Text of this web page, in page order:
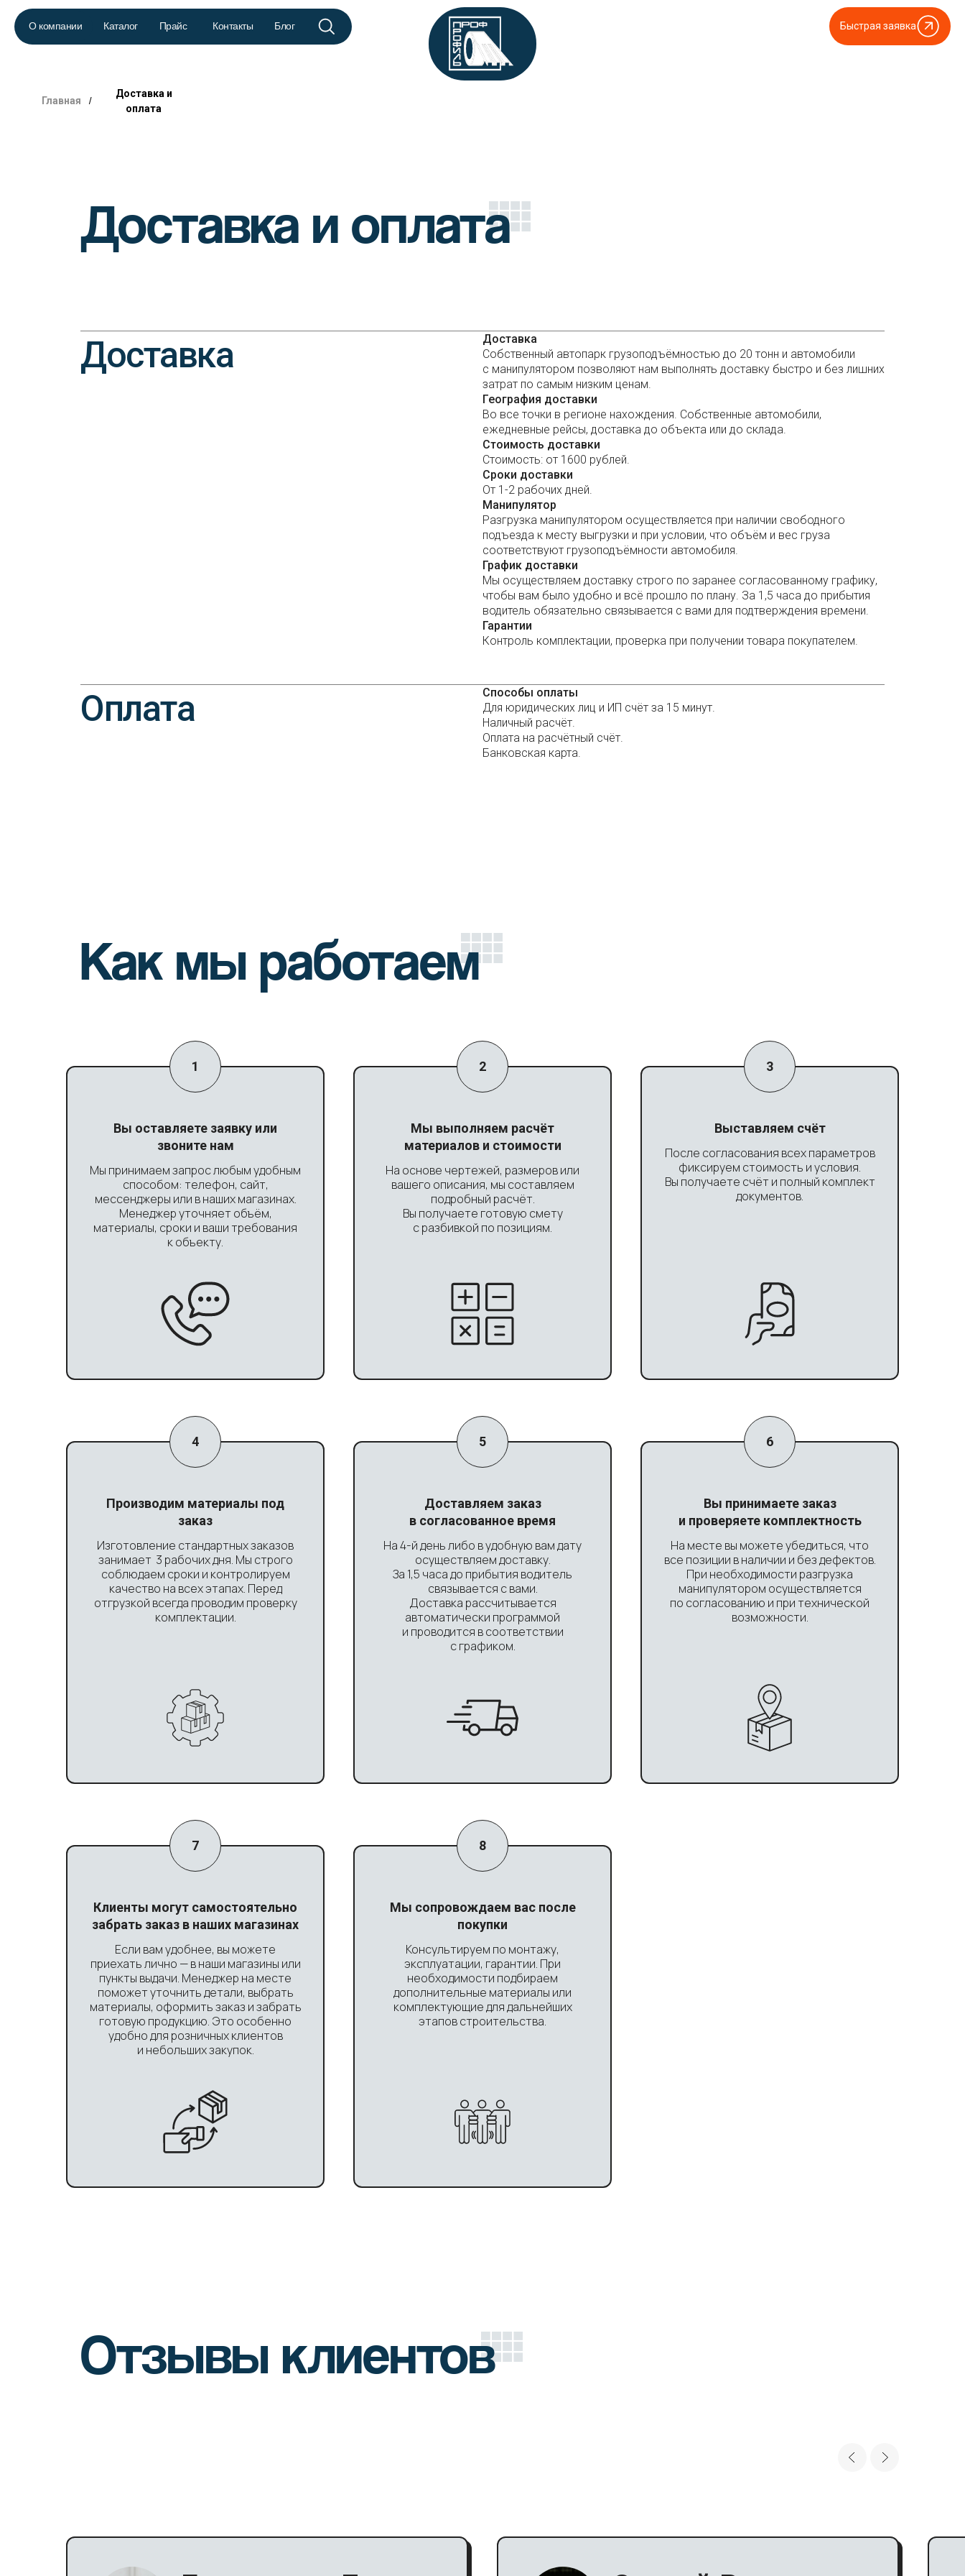
О компании Каталог Прайс Контакты Блог Быстрая заявка
Главная
Доставка и
оплата
/
Доставка и оплата
Доставка
Доставка
Собственный автопарк грузоподъёмностью до 20 тонн и автомобили
с манипулятором позволяют нам выполнять доставку быстро и без лишних
затрат по самым низким ценам.
География доставки
Во все точки в регионе нахождения. Собственные автомобили,
ежедневные рейсы, доставка до объекта или до склада.
Стоимость доставки
Стоимость: от 1600 рублей.
Сроки доставки
От 1-2 рабочих дней.
Манипулятор
Разгрузка манипулятором осуществляется при наличии свободного
подъезда к месту выгрузки и при условии, что объём и вес груза
соответствуют грузоподъёмности автомобиля.
График доставки
Мы осуществляем доставку строго по заранее согласованному графику,
чтобы вам было удобно и всё прошло по плану. За 1,5 часа до прибытия
водитель обязательно связывается с вами для подтверждения времени.
Гарантии
Контроль комплектации, проверка при получении товара покупателем.
Оплата
Способы оплаты
Для юридических лиц и ИП счёт за 15 минут.
Наличный расчёт.
Оплата на расчётный счёт.
Банковская карта.
Как мы работаем
Вы оставляете заявку или
звоните нам
Мы принимаем запрос любым удобным
способом: телефон, сайт,
мессенджеры или в наших магазинах.
Менеджер уточняет объём,
материалы, сроки и ваши требования
к объекту.
Мы выполняем расчёт
материалов и стоимости
На основе чертежей, размеров или
вашего описания, мы составляем
подробный расчёт.
Вы получаете готовую смету
с разбивкой по позициям.
Выставляем счёт
После согласования всех параметров
фиксируем стоимость и условия.
Вы получаете счёт и полный комплект
документов.
Производим материалы под
заказ
Изготовление стандартных заказов
занимает 3 рабочих дня. Мы строго
соблюдаем сроки и контролируем
качество на всех этапах. Перед
отгрузкой всегда проводим проверку
комплектации.
Доставляем заказ
в согласованное время
На 4-й день либо в удобную вам дату
осуществляем доставку.
За 1,5 часа до прибытия водитель
связывается с вами.
Доставка рассчитывается
автоматически программой
и проводится в соответствии
с графиком.
Вы принимаете заказ
и проверяете комплектность
На месте вы можете убедиться, что
все позиции в наличии и без дефектов.
При необходимости разгрузка
манипулятором осуществляется
по согласованию и при технической
возможности.
Клиенты могут самостоятельно
забрать заказ в наших магазинах
Если вам удобнее, вы можете
приехать лично — в наши магазины или
пункты выдачи. Менеджер на месте
поможет уточнить детали, выбрать
материалы, оформить заказ и забрать
готовую продукцию. Это особенно
удобно для розничных клиентов
и небольших закупок.
Мы сопровождаем вас после
покупки
Консультируем по монтажу,
эксплуатации, гарантии. При
необходимости подбираем
дополнительные материалы или
комплектующие для дальнейших
этапов строительства.
Отзывы клиентов